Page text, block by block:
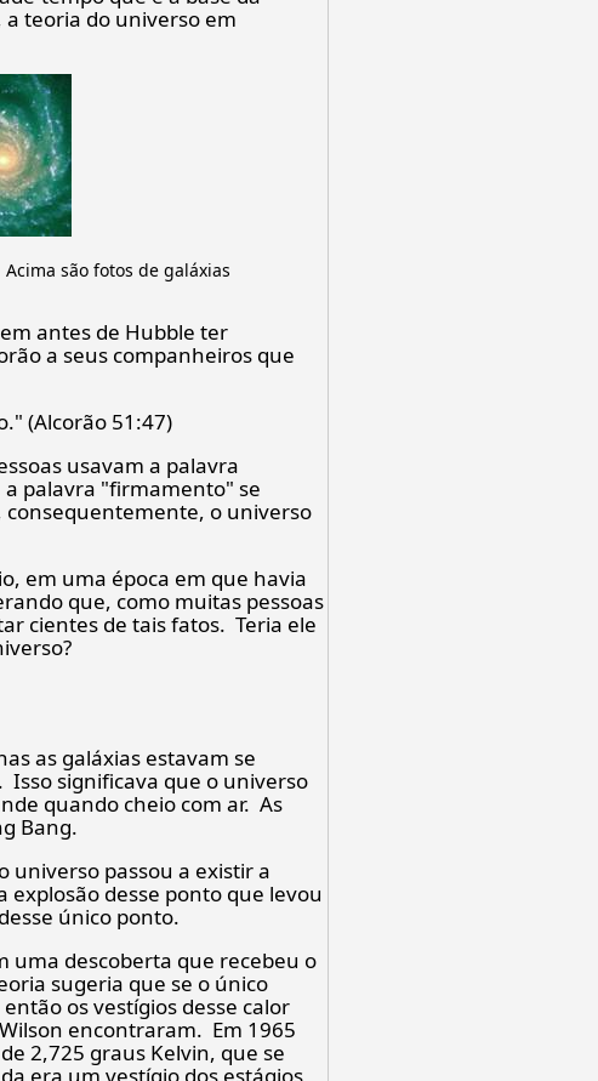
teoria do universo em
são fotos de galáxias
antes de Hubble ter
a seus companheiros que
(Alcorão 51:47)
usavam a palavra
palavra "firmamento" se
consequentemente, o universo
em uma época em que havia
que, como muitas pessoas
cientes de tais fatos. Teria ele
as galáxias estavam se
significava que o universo
quando cheio com ar. As
Bang.
universo passou a existir a
desse ponto que levou
único ponto.
uma descoberta que recebeu o
sugeria que se o único
os vestígios desse calor
encontraram. Em 1965
2,725 graus Kelvin, que se
era um vestígio dos estágios